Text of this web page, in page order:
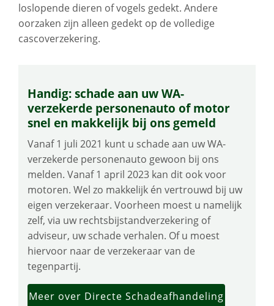
loslopende dieren of vogels gedekt. Andere
oorzaken zijn alleen gedekt op de volledige
cascoverzekering.
Handig: schade aan uw WA-
verzekerde personenauto of motor
snel en makkelijk bij ons gemeld
Vanaf 1 juli 2021 kunt u schade aan uw WA-
verzekerde personenauto gewoon bij ons
melden. Vanaf 1 april 2023 kan dit ook voor
motoren. Wel zo makkelijk én vertrouwd bij uw
eigen verzekeraar. Voorheen moest u namelijk
zelf, via uw rechtsbijstandverzekering of
adviseur, uw schade verhalen. Of u moest
hiervoor naar de verzekeraar van de
tegenpartij.
Meer over Directe Schadeafhandeling